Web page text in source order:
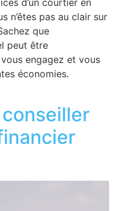
n’êtes pas au clair sur
que
peut être
engagez et vous
économies.